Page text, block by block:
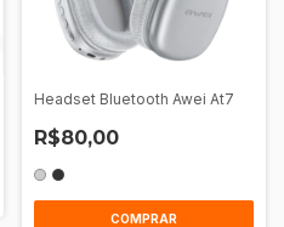
Headset Bluetooth Awei At7
R$80,00
COMPRAR